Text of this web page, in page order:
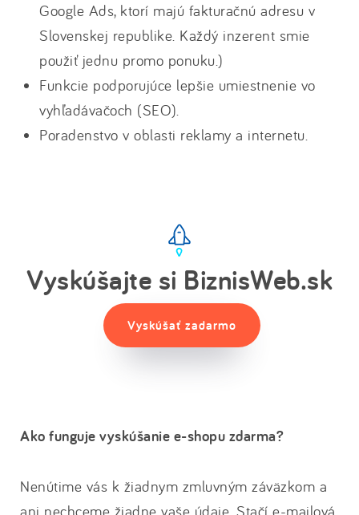
Google Ads, ktorí majú fakturačnú adresu v
Slovenskej republike. Každý inzerent smie
použiť jednu promo ponuku.)
Funkcie podporujúce lepšie umiestnenie vo
vyhľadávačoch (SEO).
Poradenstvo v oblasti reklamy a internetu.
Vyskúšajte si BiznisWeb.sk
Vyskúšať zadarmo
Ako funguje vyskúšanie e-shopu zdarma?
Nenútime vás k žiadnym zmluvným záväzkom a
ani nechceme žiadne vaše údaje. Stačí e-mailová